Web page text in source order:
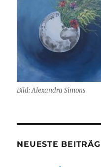
Bild: Alexandra Simons
NEUESTE